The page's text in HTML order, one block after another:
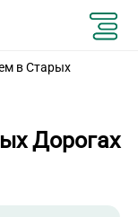
в Старых
Дорогах